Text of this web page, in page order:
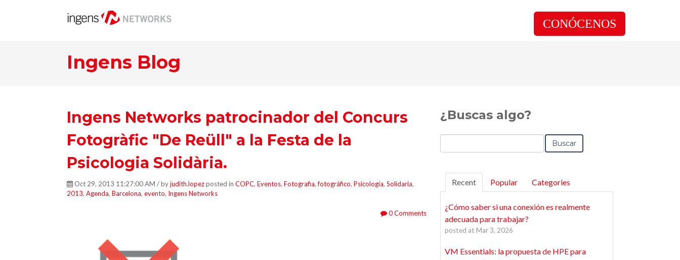
CONÓCENOS
Ingens Blog
Ingens Networks patrocinador del Concurs
Fotogràfic "De Reüll" a la Festa de la
Psicologia Solidària.
Oct 29, 2013 11:27:00 AM / byjudith.lopezposted in COPC, Eventos, Fotografia,fotográfico, Psicología, Solidaria,
2013, Agenda, Barcelona, evento, Ingens Networks
0 Comments
¿Buscas algo?
Buscar
Recent Popular Categories
¿Cómo saber si una conexión es realmente
adecuada para trabajar?
posted at Mar 3, 2026
VM Essentials: la propuesta de HPE para